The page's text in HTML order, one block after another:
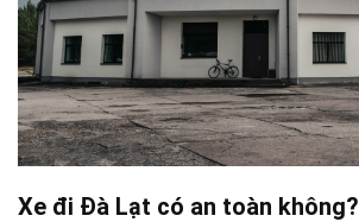
Xe đi Đà Lạt có an toàn không?